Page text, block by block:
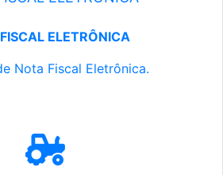
ELETRÔNICA
Nota Fiscal Eletrônica.